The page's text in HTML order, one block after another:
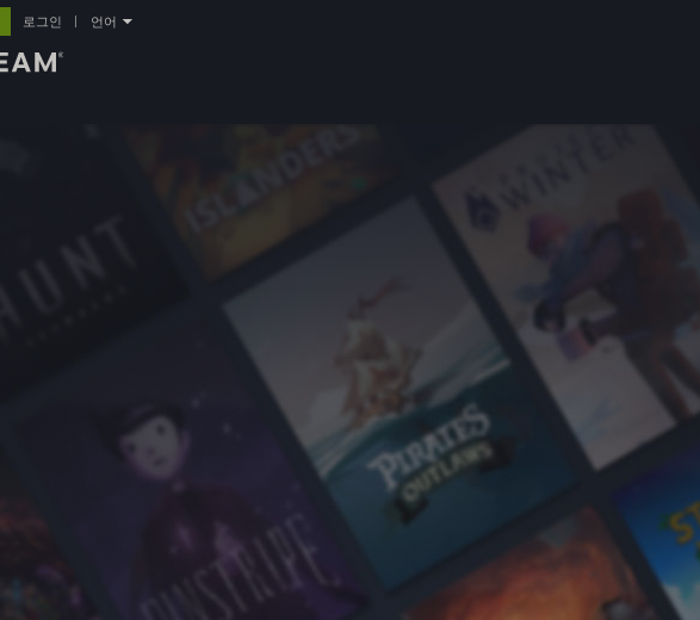
로그인 언어